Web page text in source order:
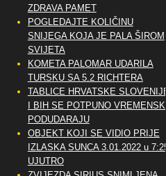
ZDRAVA PAMET
POGLEDAJTE KOLIČINU
SNIJEGA KOJA JE PALA ŠIROM
SVIJETA
KOMETA PALOMAR UDARILA
TURSKU SA 5.2 RICHTERA
TABLICE HRVATSKE SLOVENIJE
I BIH SE POTPUNO VREMENSKI
PODUDARAJU
OBJEKT KOJI SE VIDIO PRIJE
IZLASKA SUNCA 3.01.2022 u 7:25
UJUTRO